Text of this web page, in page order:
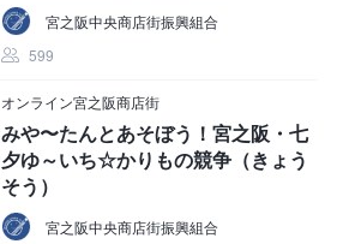
宮之阪中央商店街振興組合
599
オンライン宮之阪商店街
みや〜たんとあそぼう！宮之阪・七
夕ゆ～いち☆かりもの競争（きょう
そう）
宮之阪中央商店街振興組合